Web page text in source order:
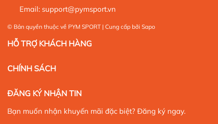
Email: support@pymsport.vn
© Bản quyền thuộc về PYM SPORT | Cung cấp bởi Sapo
HỖ TRỢ KHÁCH HÀNG
CHÍNH SÁCH
ĐĂNG KÝ NHẬN TIN
Bạn muốn nhận khuyến mãi đặc biệt? Đăng ký ngay.